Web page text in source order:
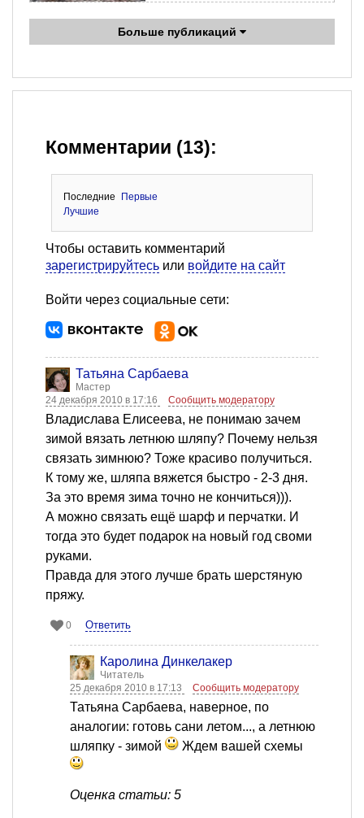
Больше публикаций
Комментарии (13):
Последние
Первые
Лучшие
Чтобы оставить комментарий
зарегистрируйтесь или войдите на сайт
Войти через социальные сети:
Татьяна Сарбаева
Мастер
24 декабря 2010 в 17:16
Сообщить модератору
Владислава Елисеева, не понимаю зачем
зимой вязать летнюю шляпу? Почему нельзя
связать зимнюю? Тоже красиво получиться.
К тому же, шляпа вяжется быстро - 2-3 дня.
За это время зима точно не кончиться))).
А можно связать ещё шарф и перчатки. И
тогда это будет подарок на новый год своми
руками.
Правда для этого лучше брать шерстяную
пряжу.
0 Ответить
Каролина Динкелакер
Читатель
25 декабря 2010 в 17:13
Сообщить модератору
Татьяна Сарбаева, наверное, по
аналогии: готовь сани летом..., а летнюю
шляпку - зимой
Ждем вашей схемы
Оценка статьи: 5